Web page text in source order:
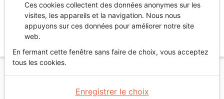
Accueil Livres Commentaires
Timothée
1 Timothée - Se plonger dans la Parole
Ces cookies collectent des données anonymes sur les
visites, les appareils et la navigation. Nous nous
appuyons sur ces données pour améliorer notre site
web.
En fermant cette fenêtre sans faire de choix, vous acceptez
tous les cookies.
Enregistrer le choix